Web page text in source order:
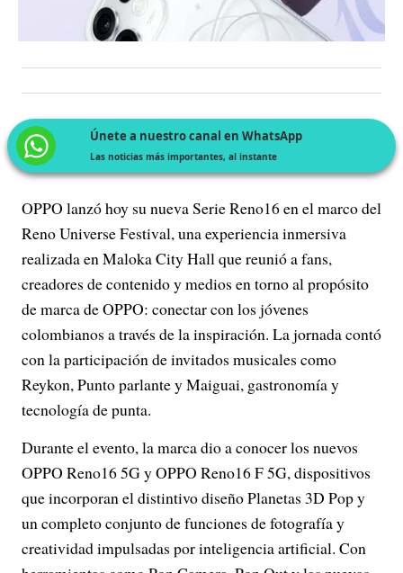
Únete a nuestro canal en WhatsApp
Las noticias más importantes, al instante
OPPO lanzó hoy su nueva Serie Reno16 en el marco del
Reno Universe Festival, una experiencia inmersiva
realizada en Maloka City Hall que reunió a fans,
creadores de contenido y medios en torno al propósito
de marca de OPPO: conectar con los jóvenes
colombianos a través de la inspiración. La jornada contó
con la participación de invitados musicales como
Reykon, Punto parlante y Maiguai, gastronomía y
tecnología de punta.
Durante el evento, la marca dio a conocer los nuevos
OPPO Reno16 5G y OPPO Reno16 F 5G, dispositivos
que incorporan el distintivo diseño Planetas 3D Pop y
un completo conjunto de funciones de fotografía y
creatividad impulsadas por inteligencia artificial. Con